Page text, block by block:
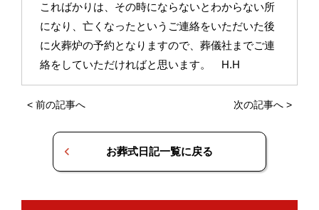
こればかりは、その時にならないとわからない所
になり、亡くなったというご連絡をいただいた後
に火葬炉の予約となりますので、葬儀社までご連
絡をしていただければと思います。 H.H
< 前の記事へ 次の記事へ >
お葬式日記一覧に戻る